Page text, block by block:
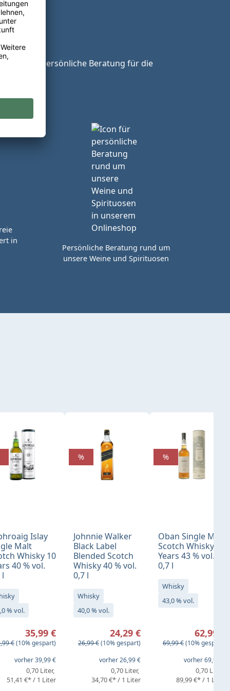
unsere persönliche Beratung für die
in
Persönliche Beratung rund um
unsere Weine und Spirituosen
Islay
Malt
Whisky 10
40 % vol.
l
% vol.
35,99 €
Preis:
€(10% gespart)
vorher 39,99 €
0,70 Liter
51,41 €* / 1 Liter
Johnnie Walker
Black Label
Blended Scotch
Whisky 40 % vol.
0,7 l
Whisky
40,0 % vol.
Verkaufspreis:
24,29 €
Regulärer Preis:
26,99 €(10% gespart)
vorher 26,99 €
0,70 Liter
34,70 €* / 1 Liter
%
Oban Single Malt
Scotch Whisky 14
Years 43 % vol.
0,7 l
Whisky
43,0 % vol.
Verkaufspreis:
62,99 €
Regulärer Preis:
69,99 €(10% gespart)
vorher 69,99 €
0,70 Liter
89,99 €* / 1 Liter
%